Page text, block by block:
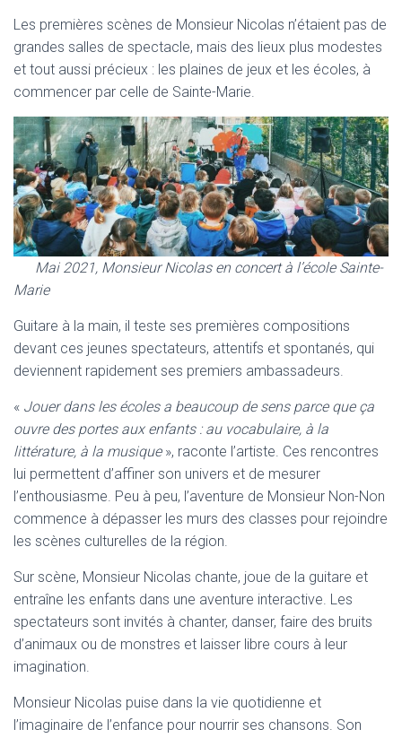
Les premières scènes de Monsieur Nicolas n’étaient pas de
grandes salles de spectacle, mais des lieux plus modestes
et tout aussi précieux : les plaines de jeux et les écoles, à
commencer par celle de Sainte-Marie.
Mai 2021, Monsieur Nicolas en concert à l’école Sainte-
Marie
Guitare à la main, il teste ses premières compositions
devant ces jeunes spectateurs, attentifs et spontanés, qui
deviennent rapidement ses premiers ambassadeurs.
« Jouer dans les écoles a beaucoup de sens parce que ça
ouvre des portes aux enfants : au vocabulaire, à la
littérature, à la musique», raconte l’artiste. Ces rencontres
lui permettent d’affiner son univers et de mesurer
l’enthousiasme. Peu à peu, l’aventure de Monsieur Non-Non
commence à dépasser les murs des classes pour rejoindre
les scènes culturelles de la région.
Sur scène, Monsieur Nicolas chante, joue de la guitare et
entraîne les enfants dans une aventure interactive. Les
spectateurs sont invités à chanter, danser, faire des bruits
d’animaux ou de monstres et laisser libre cours à leur
imagination.
Monsieur Nicolas puise dans la vie quotidienne et
l’imaginaire de l’enfance pour nourrir ses chansons. Son